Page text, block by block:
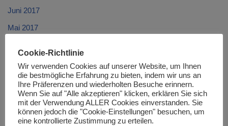
Juni 2017
Mai 2017
März 2017
Februar 2017
Januar 2017
Dezember 2016
Cookie-Richtlinie
Wir verwenden Cookies auf unserer Website, um Ihnen
die bestmögliche Erfahrung zu bieten, indem wir uns an
Ihre Präferenzen und wiederholten Besuche erinnern.
Wenn Sie auf "Alle akzeptieren" klicken, erklären Sie sich
mit der Verwendung ALLER Cookies einverstanden. Sie
können jedoch die "Cookie-Einstellungen" besuchen, um
eine kontrollierte Zustimmung zu erteilen.